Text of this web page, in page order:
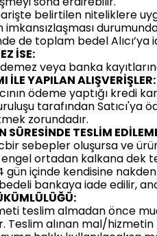
belirtilen niteliklere
imkansızlaşması
de toplam bedel Alıcı’ya
İSE:
veya banka
İLE YAPILAN ALIŞVERİŞLER:
ödeme yaptığı kredi
tarafından Satıcı'ya
zorundadır.
SÜRESİNDE TESLİM
sebepler oluşursa ve
ortadan kalkana dek
içinde kendisine
bankaya iade edilir,
teslim almadan önce
alınan mal/